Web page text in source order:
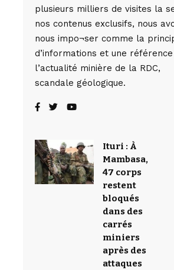
plusieurs milliers de visites la
nos contenus exclusifs, nous
nous impo¬ser comme la
d’informations et une
l’actualité minière de la RDC,
scandale géologique.
Ituri : À
Mambasa,
47 corps
restent
bloqués
dans des
carrés
miniers
après des
attaques